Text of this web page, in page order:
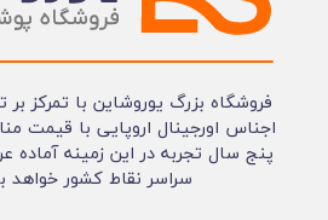
فروشگاه بزرگ یوروشاین با تمرکز
اجناس اورجینال اروپایی با قیمت
پنج سال تجربه در این زمینه
سراسر نقاط کشور خواهد